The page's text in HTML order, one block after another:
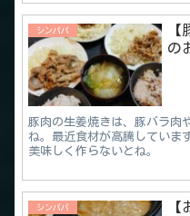
シンパパ
の
豚肉の生姜焼きは、豚バラ肉
ね。最近食材が高騰していま
美味しく作らないとね。
シンパパ